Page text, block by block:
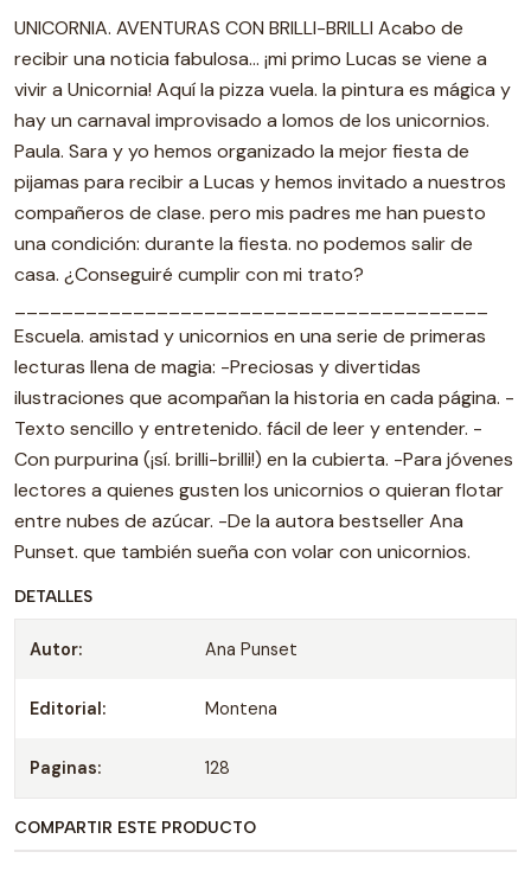
UNICORNIA. AVENTURAS CON BRILLI-BRILLI Acabo de
recibir una noticia fabulosa... ¡mi primo Lucas se viene a
vivir a Unicornia! Aquí la pizza vuela. la pintura es mágica y
hay un carnaval improvisado a lomos de los unicornios.
Paula. Sara y yo hemos organizado la mejor fiesta de
pijamas para recibir a Lucas y hemos invitado a nuestros
compañeros de clase. pero mis padres me han puesto
una condición: durante la fiesta. no podemos salir de
casa. ¿Conseguiré cumplir con mi trato?
Escuela. amistad y unicornios en una serie de primeras
lecturas llena de magia: -Preciosas y divertidas
ilustraciones que acompañan la historia en cada página. -
Texto sencillo y entretenido. fácil de leer y entender. -
Con purpurina (¡sí. brilli-brilli!) en la cubierta. -Para jóvenes
lectores a quienes gusten los unicornios o quieran flotar
entre nubes de azúcar. -De la autora bestseller Ana
Punset. que también sueña con volar con unicornios.
DETALLES
Autor: Ana Punset
Editorial: Montena
Paginas: 128
COMPARTIR ESTE PRODUCTO